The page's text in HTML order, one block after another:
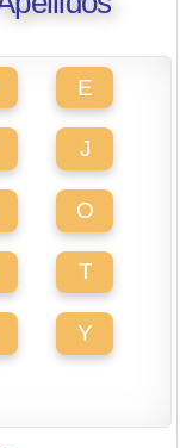
E
J
O
T
Y